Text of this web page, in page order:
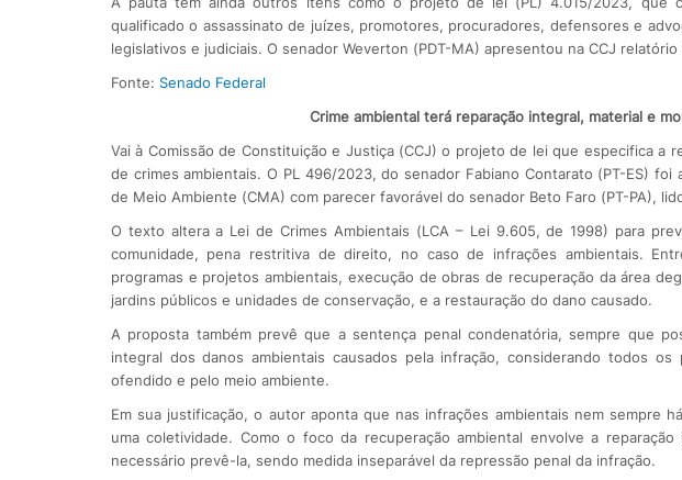
qualificado o assassinato de juízes, promotores, procuradores, defensores e
legislativos e judiciais. O senador Weverton (PDT-MA) apresentou na CCJ
Fonte: Senado Federal
Crime ambiental terá reparação integral, material e
Vai à Comissão de Constituição e Justiça (CCJ) o projeto de lei que especifica a
de crimes ambientais. O PL 496/2023, do senador Fabiano Contarato (PT-ES)
de Meio Ambiente (CMA) com parecer favorável do senador Beto Faro (PT-PA),
O texto altera a Lei de Crimes Ambientais (LCA – Lei 9.605, de 1998) para
comunidade, pena restritiva de direito, no caso de infrações ambientais.
programas e projetos ambientais, execução de obras de recuperação da área
jardins públicos e unidades de conservação, e a restauração do dano causado.
A proposta também prevê que a sentença penal condenatória, sempre que
integral dos danos ambientais causados pela infração, considerando todos
ofendido e pelo meio ambiente.
Em sua justificação, o autor aponta que nas infrações ambientais nem sempre
uma coletividade. Como o foco da recuperação ambiental envolve a
necessário prevê-la, sendo medida inseparável da repressão penal da infração.